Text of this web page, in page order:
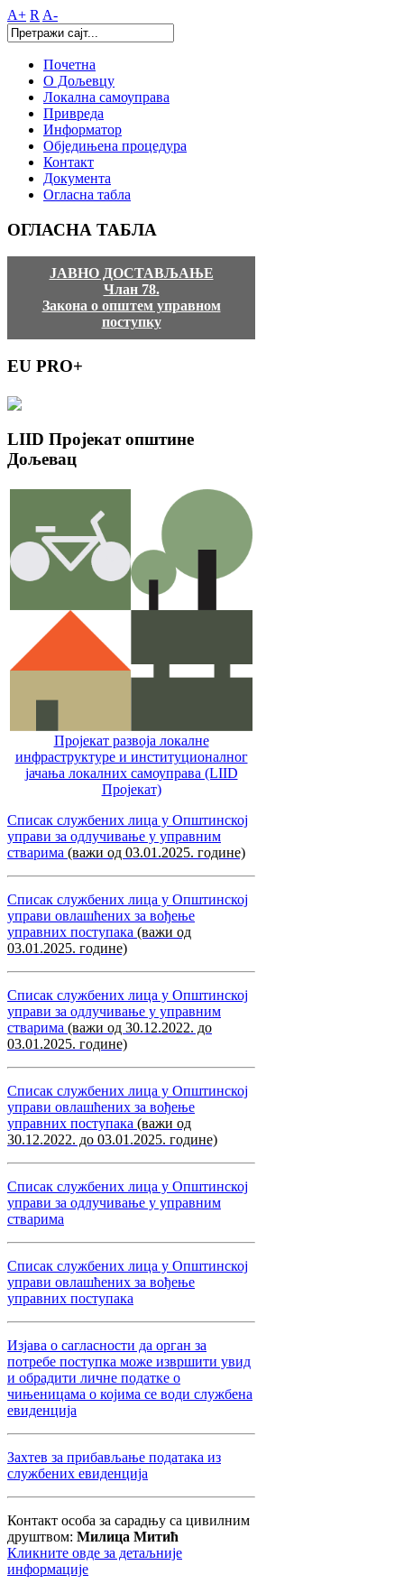
A+ R A-
Почетна
О Дољевцу
Локална самоуправа
Привреда
Информатор
Обједињена процедура
Контакт
Документа
Огласна табла
ОГЛАСНА ТАБЛА
ЈАВНО ДОСТАВЉАЊЕ
Члан 78.
Закона о општем управном
поступку
EU PRO+
LIID Пројекат општине
Дољевац
Пројекат развоја локалне
инфраструктуре и институционалног
јачања локалних самоуправa (LIID
Пројекат)
Списак службених лица у Општинској
управи за одлучивање у управним
стварима (важи од 03.01.2025. године)
Списак службених лица у Општинској
управи овлашћених за вођење
управних поступака (важи од
03.01.2025. године)
Списак службених лица у Општинској
управи за одлучивање у управним
стварима (важи од 30.12.2022. до
03.01.2025. године)
Списак службених лица у Општинској
управи овлашћених за вођење
управних поступака (важи од
30.12.2022. до 03.01.2025. године)
Списак службених лица у Општинској
управи за одлучивање у управним
стварима
Списак службених лица у Општинској
управи овлашћених за вођење
управних поступака
Изјава о сагласности да орган за
потребе поступка може извршити увид
и обрадити личне податке о
чињеницама о којима се води службена
евиденција
Захтев за прибављање података из
службених евиденција
Контакт особа за сарадњу са цивилним
друштвом: Милица Митић
Кликните овде за детаљније
информације